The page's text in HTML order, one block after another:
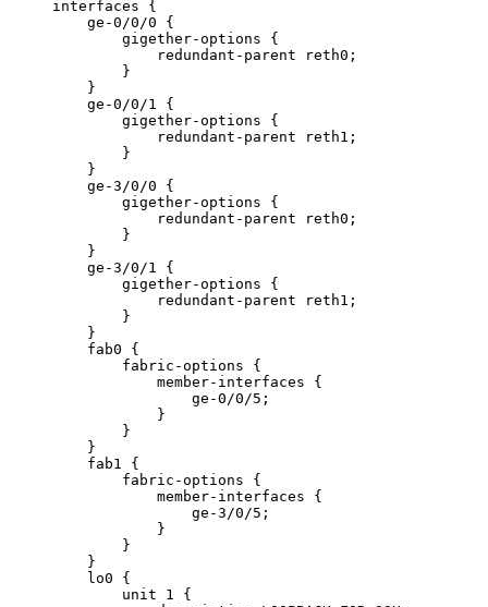
interfaces {
    ge-0/0/0 {
        gigether-options {
            redundant-parent reth0;
        }
    }
    ge-0/0/1 {
        gigether-options {
            redundant-parent reth1;
        }
    }
    ge-3/0/0 {
        gigether-options {
            redundant-parent reth0;
        }
    }
    ge-3/0/1 {
        gigether-options {
            redundant-parent reth1;
        }
    }
    fab0 {
        fabric-options {
            member-interfaces {
                ge-0/0/5;
            }
        }
    }
    fab1 {
        fabric-options {
            member-interfaces {
                ge-3/0/5;
            }
        }
    }
    lo0 {
        unit 1 {